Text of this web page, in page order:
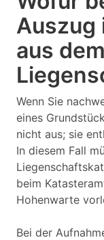
Auszug
aus dem
Wenn Sie
eines
nicht aus; sie
In diesem Fall
beim
Hohenwarte
Bei der